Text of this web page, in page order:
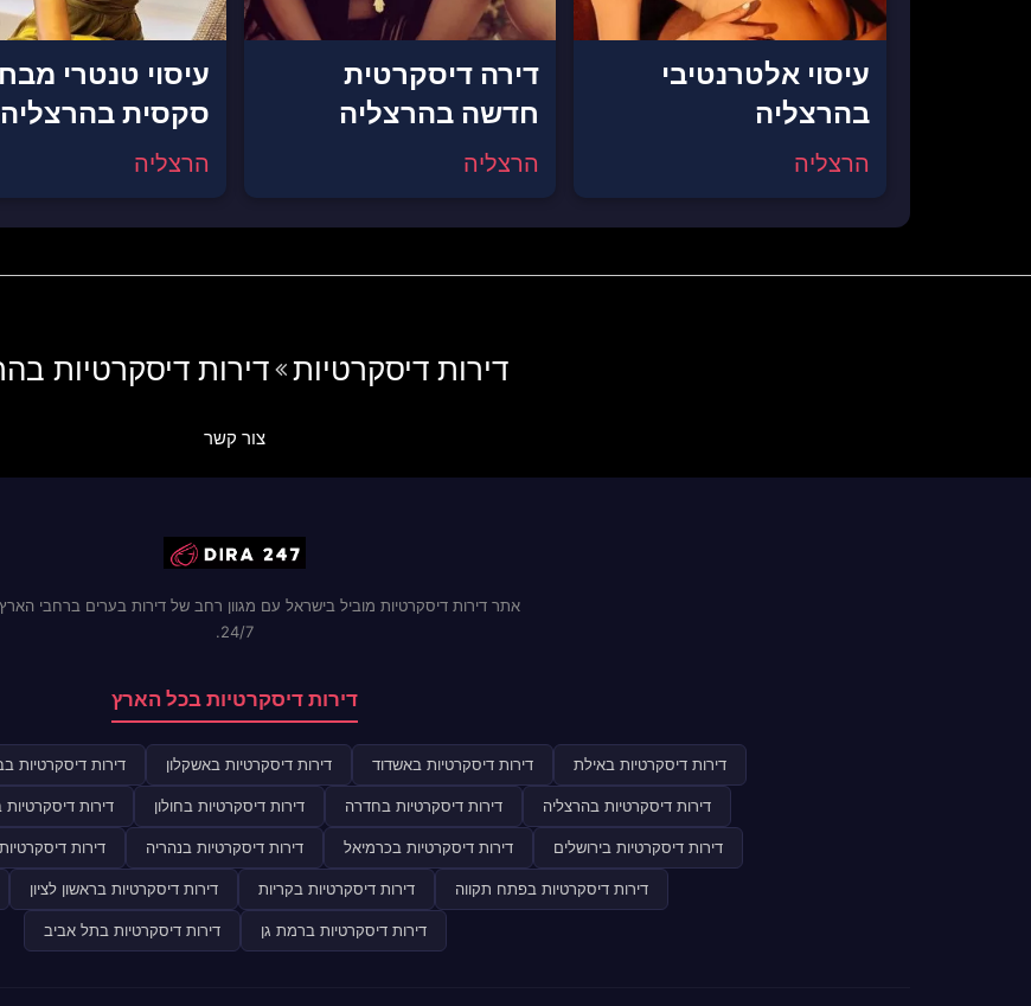
עיסוי אלטרנטיבי
בהרצליה
הרצליה
דירה דיסקרטית
חדשה בהרצליה
הרצליה
עיסוי טנטרי
סקסית בהרצליה
הרצליה
דירות דיסקרטיות דירות דיסקרטיות
צור קשר
אתר דירות דיסקרטיות מוביל בישראל עם מגוון רחב של דירות בערים ברחבי
24/7.
דירות דיסקרטיות בכל הארץ
דירות דיסקרטיות באילת דירות דיסקרטיות באשדוד דירות דיסקרטיות באשקלון דירות דיסקרטיות
דירות דיסקרטיות בהרצליה דירות דיסקרטיות בחדרה דירות דיסקרטיות בחולון דירות
דירות דיסקרטיות בירושלים דירות דיסקרטיות בכרמיאל דירות דיסקרטיות בנהריה דירות
דירות דיסקרטיות בפתח תקווה דירות דיסקרטיות בקריות דירות דיסקרטיות בראשון לציון
דירות דיסקרטיות ברמת גן דירות דיסקרטיות בתל אביב